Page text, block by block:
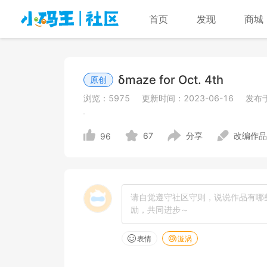
首页 发现 商城
原创 δmaze for Oct. 4th
浏览： 5975 更新时间： 2023-06-16 发布
96 67 分享 改编作品
表情 漩涡